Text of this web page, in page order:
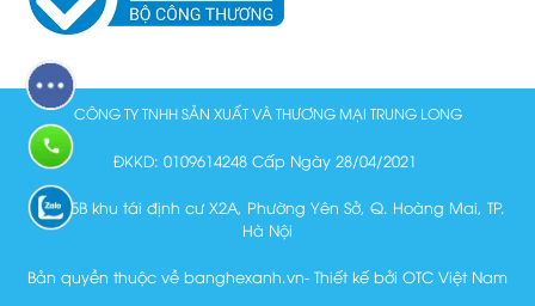
CÔNG TY TNHH SẢN XUẤT VÀ THƯƠNG MẠI TRUNG LONG
ĐKKD: 0109614248 Cấp Ngày 28/04/2021
Lô N15B khu tái định cư X2A, Phường Yên Sở, Q. Hoàng Mai, TP.
Hà Nội
Bản quyền thuộc về banghexanh.vn- Thiết kế bởi OTC Việt Nam